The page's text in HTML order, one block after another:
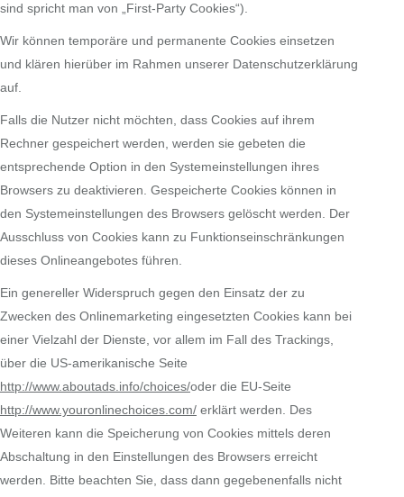
sind spricht man von „First-Party Cookies“).
Wir können temporäre und permanente Cookies einsetzen
und klären hierüber im Rahmen unserer Datenschutzerklärung
auf.
Falls die Nutzer nicht möchten, dass Cookies auf ihrem
Rechner gespeichert werden, werden sie gebeten die
entsprechende Option in den Systemeinstellungen ihres
Browsers zu deaktivieren. Gespeicherte Cookies können in
den Systemeinstellungen des Browsers gelöscht werden. Der
Ausschluss von Cookies kann zu Funktionseinschränkungen
dieses Onlineangebotes führen.
Ein genereller Widerspruch gegen den Einsatz der zu
Zwecken des Onlinemarketing eingesetzten Cookies kann bei
einer Vielzahl der Dienste, vor allem im Fall des Trackings,
über die US-amerikanische Seite
http://www.aboutads.info/choices/oder die EU-Seite
http://www.youronlinechoices.com/ erklärt werden. Des
Weiteren kann die Speicherung von Cookies mittels deren
Abschaltung in den Einstellungen des Browsers erreicht
werden. Bitte beachten Sie, dass dann gegebenenfalls nicht